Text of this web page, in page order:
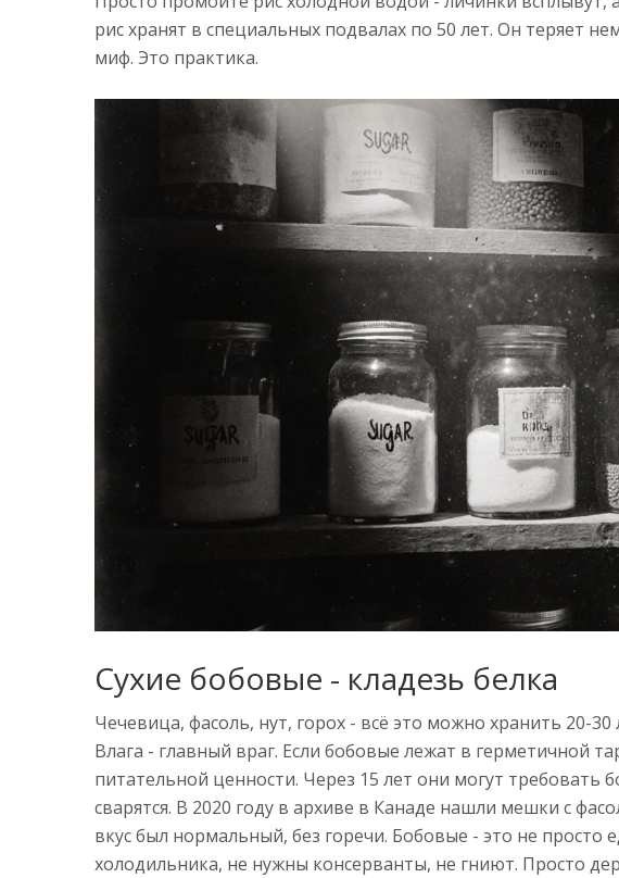
рис хранят в специальных подвалах по 50 лет. Он теряет
миф. Это практика.
Сухие бобовые - кладезь белка
Чечевица, фасоль, нут, горох - всё это можно хранить 20-
Влага - главный враг. Если бобовые лежат в герметичной
питательной ценности. Через 15 лет они могут требовать
сварятся. В 2020 году в архиве в Канаде нашли мешки с
вкус был нормальный, без горечи. Бобовые - это не просто
холодильника, не нужны консерванты, не гниют. Просто